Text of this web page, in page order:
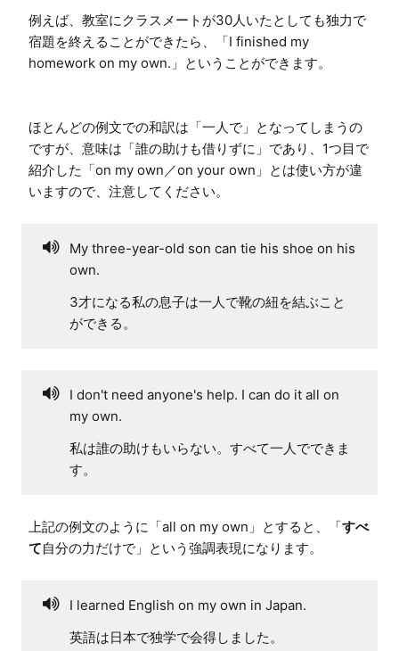
例えば、教室にクラスメートが30人いたとしても独力で
宿題を終えることができたら、「I finished my
homework on my own.」ということができます。
ほとんどの例文での和訳は「一人で」となってしまうの
ですが、意味は「誰の助けも借りずに」であり、1つ目で
紹介した「on my own／on your own」とは使い方が違
いますので、注意してください。
My three-year-old son can tie his shoe on his
own.
3才になる私の息子は一人で靴の紐を結ぶこと
ができる。
I don't need anyone's help. I can do it all on
my own.
私は誰の助けもいらない。すべて一人でできま
す。
上記の例文のように「all on my own」とすると、「すべ
て自分の力だけで」という強調表現になります。
I learned English on my own in Japan.
英語は日本で独学で会得しました。